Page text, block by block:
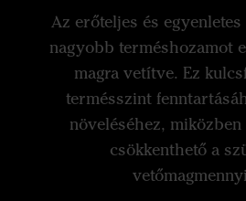
Az erőteljes és
nagyobb terméshozamot
magra vetítve. Ez
termésszint
növeléséhez,
csökkenthető a